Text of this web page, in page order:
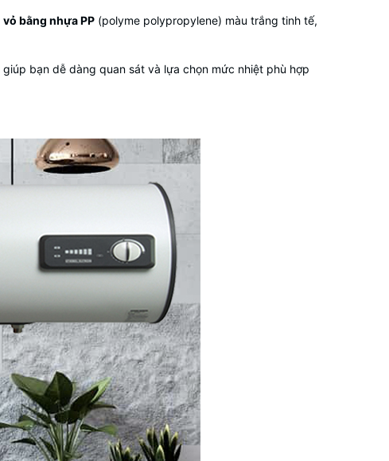
vỏ bằng nhựa PP (polyme polypropylene) màu trắng tinh tế,
giúp bạn dễ dàng quan sát và lựa chọn mức nhiệt phù hợp